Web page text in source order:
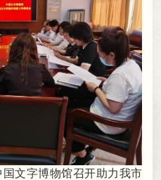
国文字博物馆召开助力我市